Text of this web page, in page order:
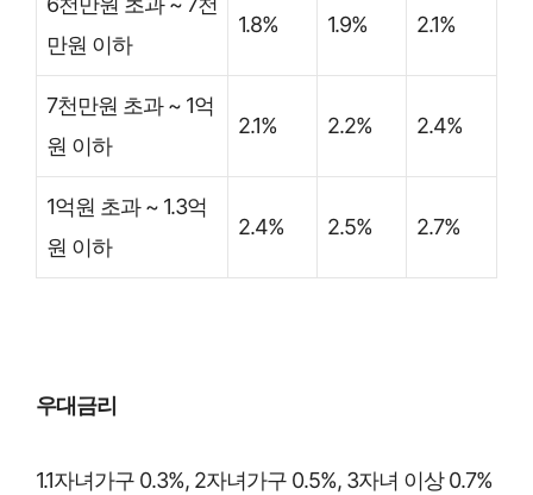
만원 이하
1.8% 1.9% 2.1%
7천만원 초과 ~ 1억
원 이하
2.1% 2.2% 2.4%
1억원 초과 ~ 1.3억
원 이하
2.4% 2.5% 2.7%
우대금리
1.1자녀가구 0.3%, 2자녀가구 0.5%, 3자녀 이상 0.7%